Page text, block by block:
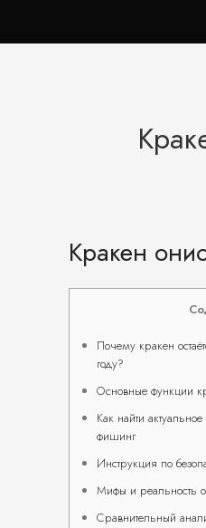
Кракен
Почему кракен
году?
Основные функции
Как найти
фишинг
Инструкция по
Мифы и реальность
Сравнительный